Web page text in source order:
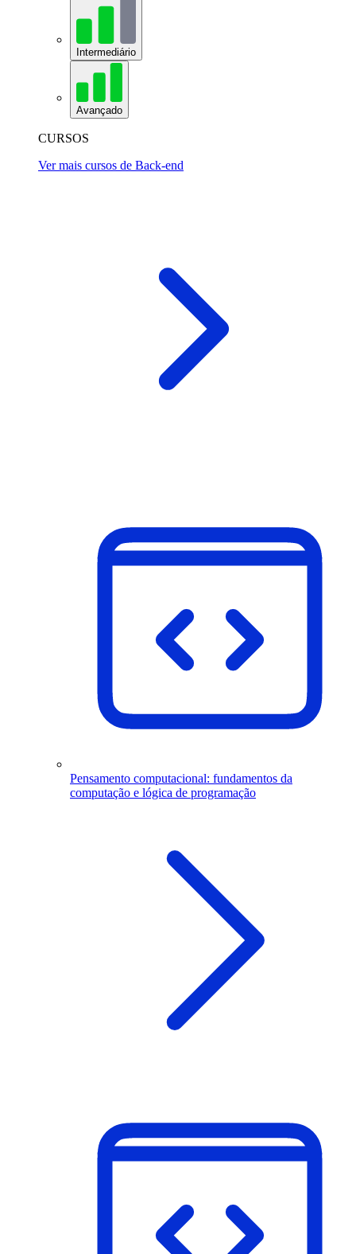
Intermediário
Avançado
CURSOS
Ver mais cursos de Back-end
Pensamento computacional: fundamentos da
computação e lógica de programação